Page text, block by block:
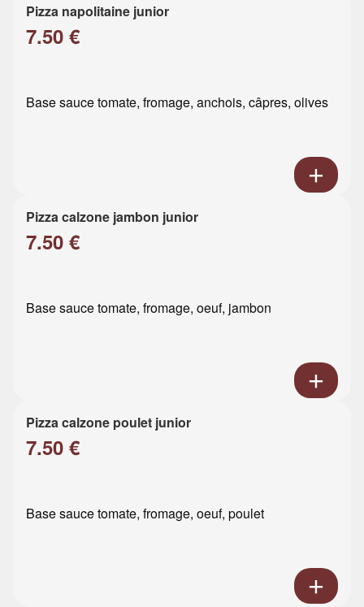
Pizza napolitaine junior
7.50 €
Base sauce tomate, fromage, anchois, câpres, olives
Pizza calzone jambon junior
7.50 €
Base sauce tomate, fromage, oeuf, jambon
Pizza calzone poulet junior
7.50 €
Base sauce tomate, fromage, oeuf, poulet